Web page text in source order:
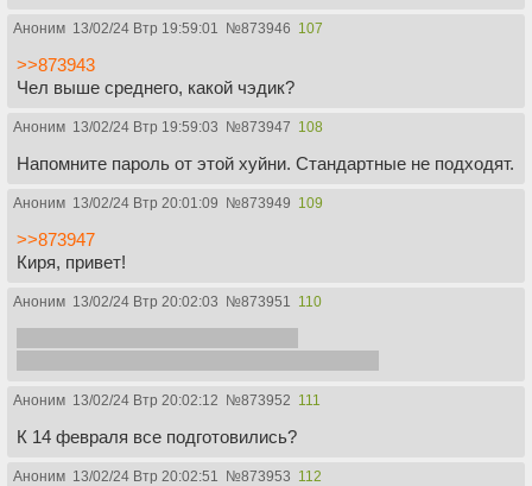
Аноним 13/02/24 Втр 19:59:01 №873946 107
>>873943
Чел выше среднего, какой чэдик?
Аноним 13/02/24 Втр 19:59:03 №873947 108
Напомните пароль от этой хуйни. Стандартные не подходят.
Аноним 13/02/24 Втр 20:01:09 №873949 109
>>873947
Киря, привет!
Аноним 13/02/24 Втр 20:02:03 №873951 110
Аноним 13/02/24 Втр 20:02:12 №873952 111
К 14 февраля все подготовились?
Аноним 13/02/24 Втр 20:02:51 №873953 112